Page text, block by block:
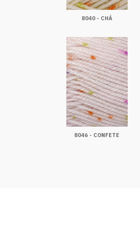
8040 - CHÁ
8046 - CONFETE